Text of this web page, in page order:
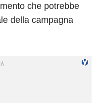
che potrebbe
della campagna